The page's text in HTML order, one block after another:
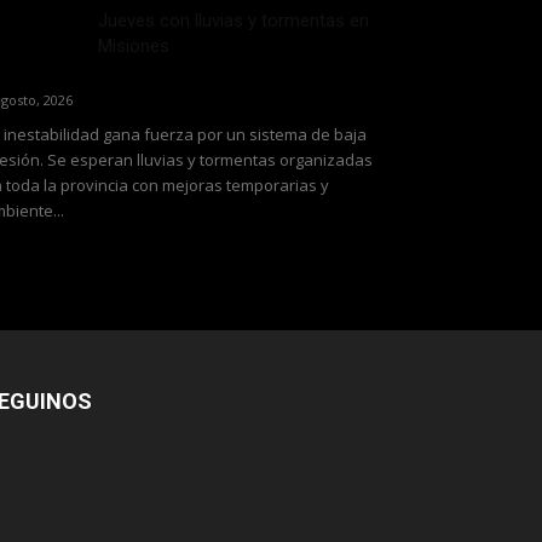
2026
inestabilidad gana fuerza por un sistema de baja
Se esperan lluvias y tormentas organizadas
toda la provincia con mejoras temporarias y